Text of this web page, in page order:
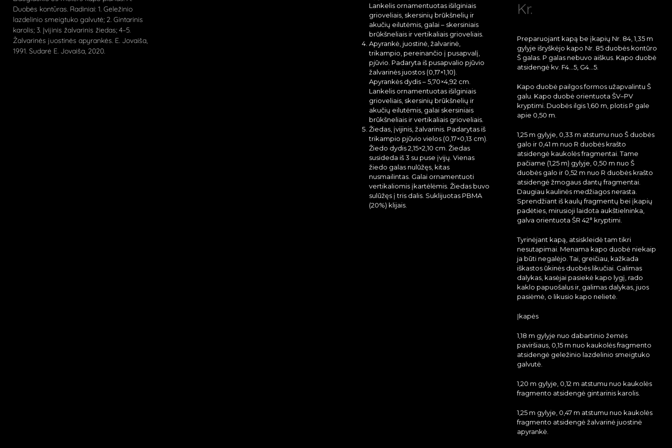
Duobės kontūras. Radiniai: 1. Geležinio
lazdelinio smeigtuko galvutė; 2. Gintarinis
karolis; 3. Įvijinis žalvarinis žiedas; 4–5.
Žalvarinės juostinės apyrankės. E. Jovaiša,
1991. Sudarė E. Jovaiša, 2020.
Lankelis ornamentuotas išilginiais
grioveliais, skersinių brūkšnelių ir
akučių eilutėmis, galai – skersiniais
brūkšneliais ir vertikaliais grioveliais.
Apyrankė, juostinė, žalvarinė,
trikampio, pereinančio į pusapvalį,
pjūvio. Padaryta iš pusapvalio pjūvio
žalvarinės juostos (0,17×1,10).
Apyrankės dydis – 5,70×4,92 cm.
Lankelis ornamentuotas išilginiais
grioveliais, skersinių brūkšnelių ir
akučių eilutėmis, galai skersiniais
brūkšneliais ir vertikaliais grioveliais.
Žiedas, įvijinis, žalvarinis. Padarytas iš
trikampio pjūvio vielos (0,17×0,13 cm).
Žiedo dydis 2,15×2,10 cm. Žiedas
susideda iš 3 su puse įvijų. Vienas
žiedo galas nulūžęs, kitas
nusmailintas. Galai ornamentuoti
vertikaliomis įkartėlėmis. Žiedas buvo
sulūžęs į tris dalis. Suklijuotas PBMA
(20%) klijais.
Kr.
Preparuojant kapą be įkapių Nr. 84, 1,35 m
gylyje išryškėjo kapo Nr. 85 duobės kontūro
Š galas. P galas nebuvo aiškus. Kapo duobė
atsidengė kv. F4…5, G4…5.
Kapo duobė pailgos formos užapvalintu Š
galu. Kapo duobė orientuota ŠV–PV
kryptimi. Duobės ilgis 1,60 m, plotis P gale
apie 0,50 m.
1,25 m gylyje, 0,33 m atstumu nuo Š duobės
galo ir 0,41 m nuo R duobės krašto
atsidengė kaukolės fragmentai. Tame
pačiame (1,25 m) gylyje, 0,50 m nuo Š
duobės galo ir 0,52 m nuo R duobės krašto
atsidengė žmogaus dantų fragmentai.
Daugiau kaulinės medžiagos nerasta.
Sprendžiant iš kaulų fragmentų bei įkapių
padėties, mirusioji laidota aukštielninka,
galva orientuota ŠR 42° kryptimi.
Tyrinėjant kapą, atsiskleidė tam tikri
nesutapimai. Menama kapo duobė niekaip
ja būti negalėjo. Tai, greičiau, kažkada
iškastos ūkinės duobės likučiai. Galimas
dalykas, kasėjai pasiekė kapo lygį, rado
kaklo papuošalus ir, galimas dalykas, juos
pasiėmė, o likusio kapo nelietė.
Įkapės
1,18 m gylyje nuo dabartinio žemės
paviršiaus, 0,15 m nuo kaukolės fragmento
atsidengė geležinio lazdelinio smeigtuko
galvutė.
1,20 m gylyje, 0,12 m atstumu nuo kaukolės
fragmento atsidengė gintarinis karolis.
1,25 m gylyje, 0,47 m atstumu nuo kaukolės
fragmento atsidengė žalvarinė juostinė
apyrankė.